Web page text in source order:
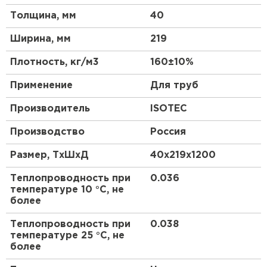
свойства и защиту от влаги.
Прочные и долговечные плиты для
строительства и отделки
Отличные звукоизоляционные свойства для
комфортного проживания
Устойчивость к влаге и воздействию внешних
транспортировке
веществ
Широкий спектр применения в
строительстве и ремонте
тепла
Высокая степень огнестойкости и
безопасность использования
Толщина, мм 40
Ширина, мм 219
Плотность, кг/м3 160±10%
Применение Для труб
Производитель ISOTEC
Производство Россия
Размер, ТхШхД 40х219х1200
Теплопроводность при
температуре 10 °С, не
более
0.036
Теплопроводность при
температуре 25 °С, не
более
0.038
Утеплитель Теплекс
ПЕРЕЙТИ
Утеплитель Изомин
Рулонная кровля Брит